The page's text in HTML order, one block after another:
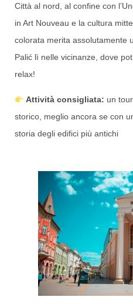
Città al nord, al confine con
in Art Nouveau e la cultura
colorata merita assolutamente
Palić lì nelle vicinanze, dove
relax!
Attività consigliata: un
storico, meglio ancora se con
storia degli edifici più antichi